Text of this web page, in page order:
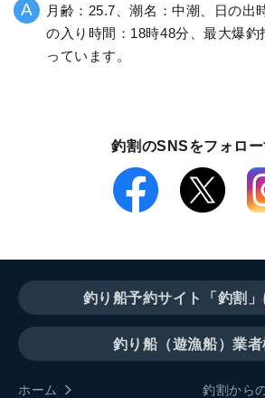
月齢：25.7、潮名：中潮、日の出
の入り時間：18時48分、最大爆釣
っています。
釣割のSNSをフォロ
釣り船予約サイト「釣割
釣り船（遊漁船）業
ホーム
釣割から